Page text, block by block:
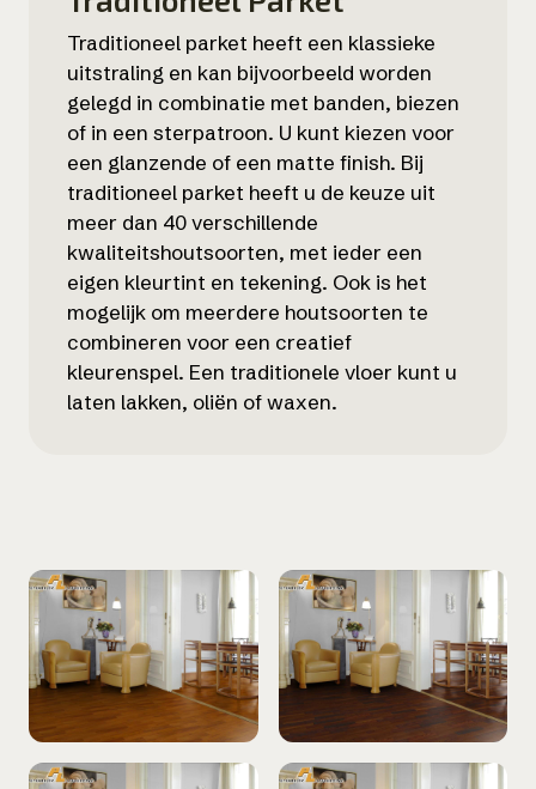
Traditioneel parket heeft een klassieke
uitstraling en kan bijvoorbeeld worden
gelegd in combinatie met banden, biezen
of in een sterpatroon. U kunt kiezen voor
een glanzende of een matte finish. Bij
traditioneel parket heeft u de keuze uit
meer dan 40 verschillende
kwaliteitshoutsoorten, met ieder een
eigen kleurtint en tekening. Ook is het
mogelijk om meerdere houtsoorten te
combineren voor een creatief
kleurenspel. Een traditionele vloer kunt u
laten lakken, oliën of waxen.